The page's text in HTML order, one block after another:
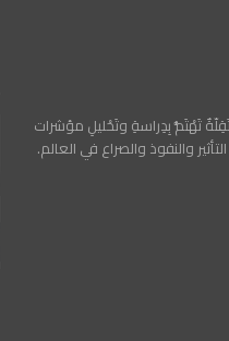
تَهْتَمُّ بِدِراسةِ وتَحْليلِ مؤشرات
والنفوذ والصراع في العالم.